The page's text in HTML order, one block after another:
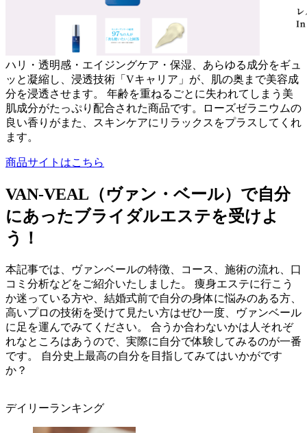
ハリ・透明感・エイジングケア・保湿、あらゆる成分をギュ
ッと凝縮し、浸透技術「Vキャリア」が、肌の奥まで美容成
分を浸透させます。 年齢を重ねるごとに失われてしまう美
肌成分がたっぷり配合された商品です。ローズゼラニウムの
良い香りがまた、スキンケアにリラックスをプラスしてくれ
ます。
商品サイトはこちら
VAN-VEAL（ヴァン・ベール）で自分
にあったブライダルエステを受けよ
う！
本記事では、ヴァンベールの特徴、コース、施術の流れ、口
コミ分析などをご紹介いたしました。 痩身エステに行こう
か迷っている方や、結婚式前で自分の身体に悩みのある方、
高いプロの技術を受けて見たい方はぜひ一度、ヴァンベール
に足を運んでみてください。 合うか合わないかは人それぞ
れなところはあうので、実際に自分で体験してみるのが一番
です。 自分史上最高の自分を目指してみてはいかがです
か？
デイリーランキング